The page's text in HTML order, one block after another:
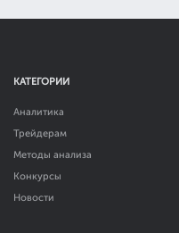
КАТЕГОРИИ
Аналитика
Трейдерам
Методы анализа
Конкурсы
Новости